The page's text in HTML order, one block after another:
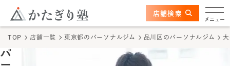
このページの本文へ
メニュー
大井町店 店舗検索
TOP 店舗一覧 東京都のパーソナルジム 品川区のパーソナルジム
パ